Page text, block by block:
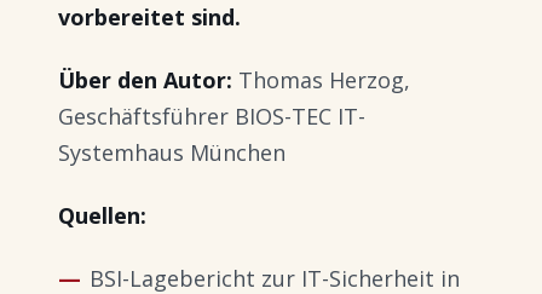
vorbereitet sind.
Über den Autor: Thomas Herzog,
Geschäftsführer BIOS-TEC IT-
Systemhaus München
Quellen:
BSI-Lagebericht zur IT-Sicherheit in